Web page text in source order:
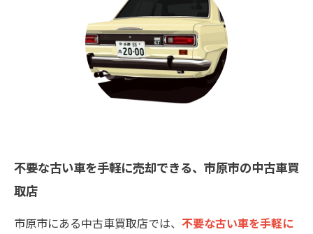
不要な古い車を手軽に売却できる、市原市の中古車買
取店
市原市にある中古車買取店では、 不要な古い車を手軽に